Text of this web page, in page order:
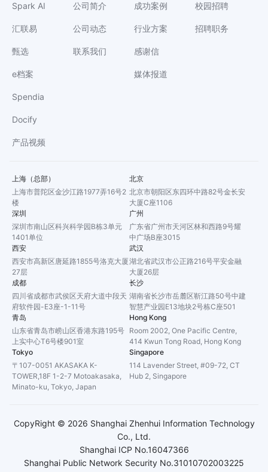
Spark AI
汇联易
甄选
e档案
Spendia
Docify
产品视频
公司简介
公司动态
联系我们
成功案例
行业方案
感谢信
媒体报道
校园招聘
招聘职务
上海（总部）
上海市普陀区金沙江路1977弄16号2
楼
北京
北京市朝阳区东四环中路82号金长安
大厦C座1106
深圳
深圳市南山区科兴科学园B栋3单元
1401单位
广州
广东省广州市天河区林和西路9号耀
中广场B座3015
西安
西安市高新区唐延路1855号洛克大厦
27层
武汉
湖北省武汉市公正路216号平安金融
大厦26层
成都
四川省成都市武侯区天府大道中段天
府软件园-E3座-1-11号
长沙
湖南省长沙市岳麓区靳江路50号中建
智慧产业园E13地块2号栋C座501
青岛
山东省青岛市崂山区香港东路195号
上实中心T6号楼901室
Hong Kong
Room 2002, One Pacific Centre,
414 Kwun Tong Road, Hong Kong
Tokyo
〒107-0051 AKASAKA K-
TOWER,18F 1-2-7 Motoakasaka,
Minato-ku, Tokyo, Japan
Singapore
114 Lavender Street, #09-72, CT
Hub 2, Singapore
Shanghai ICP No.16047366
Shanghai Public Network Security No.31010702003225
CopyRight © 2026 Shanghai Zhenhui Information Technology
Co., Ltd.